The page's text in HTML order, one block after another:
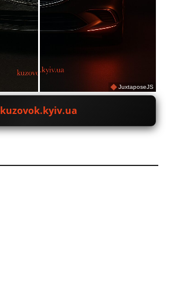
JuxtaposeJS
kuzovok.kyiv.ua